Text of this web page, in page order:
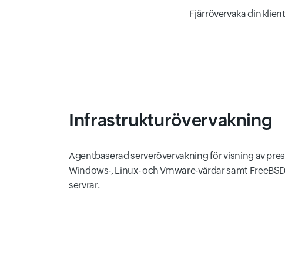
Fjärrövervaka din
Infrastrukturövervakning
Agentbaserad serverövervakning för visning av
Windows-, Linux- och Vmware-värdar samt
servrar.